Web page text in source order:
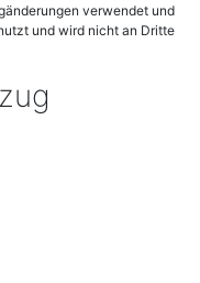
verwendet und
und wird nicht an Dritte